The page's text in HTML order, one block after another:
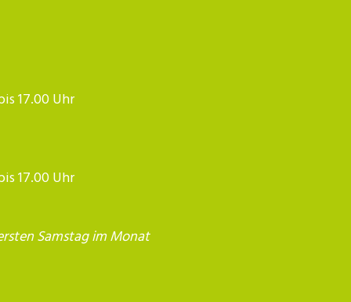
17.00 Uhr
17.00 Uhr
Samstag im Monat